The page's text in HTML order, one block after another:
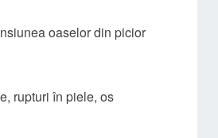
oaselor din picior
rupturi în piele, os